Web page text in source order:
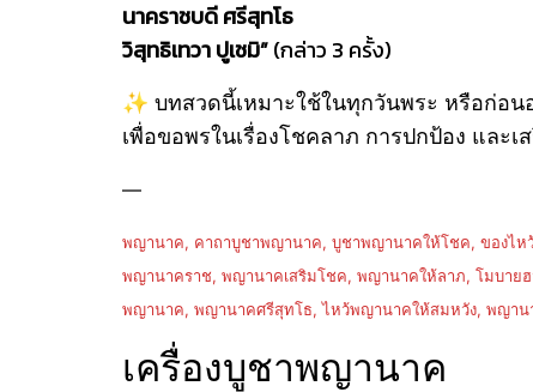
นาคราชบดี ศรีสุทโธ
วิสุทธิเทวา ปูเชมิ”(กล่าว 3 ครั้ง)
✨ บทสวดนี้เหมาะใช้ในทุกวันพระ หรือก่อน
เพื่อขอพรในเรื่องโชคลาภ การปกป้อง และเ
—
พญานาค, คาถาบูชาพญานาค, บูชาพญานาคให้โชค, ของไ
พญานาคราช, พญานาคเสริมโชค, พญานาคให้ลาภ, โมบาย
พญานาค, พญานาคศรีสุทโธ, ไหว้พญานาคให้สมหวัง, พญา
เครื่องบูชาพญานาค